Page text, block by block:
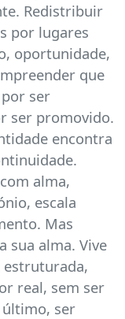
Redistribuir
por lugares
oportunidade,
que
ser
ser promovido.
encontra
alma,
escala
Mas
sua alma. Vive
estruturada,
real, sem ser
último, ser